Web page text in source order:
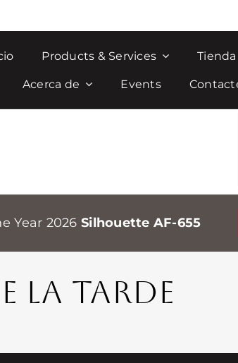
Products & Services Tienda
Acerca de Events
Year 2026 Silhouette AF-655
LA TARDE